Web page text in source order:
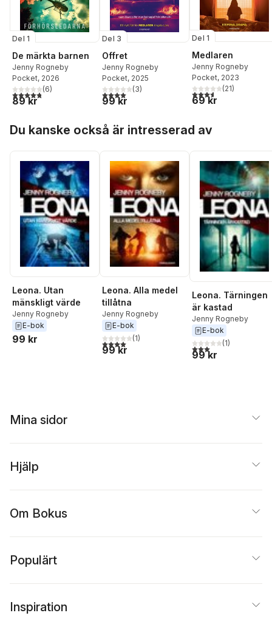
Del 1
De märkta barnen
Jenny Rogneby
Pocket, 2026
4,8utav 5 stjärnor. Totalt antal röster:
(6)
89 kr
Del 3
Offret
Jenny Rogneby
Pocket, 2025
4,0utav 5 stjärnor. Totalt antal röster:
(3)
99 kr
Del 1
Medlaren
Jenny Rogneby
Pocket, 2023
3,6utav 5 stjärnor.
(21)
69 kr
Du kanske också är intresserad av
Leona. Utan
mänskligt värde
Jenny Rogneby
E-bok
99 kr
Leona. Alla medel
tillåtna
Jenny Rogneby
E-bok
4,0utav 5 stjärnor. Totalt antal röster:
(1)
99 kr
Leona. Tärningen
är kastad
Jenny Rogneby
E-bok
3,0utav 5 stjärnor.
(1)
99 kr
Mina sidor
Hjälp
Om Bokus
Populärt
Inspiration